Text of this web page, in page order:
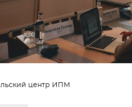
центр ИПМ